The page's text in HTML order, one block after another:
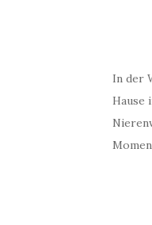
In der
Hause